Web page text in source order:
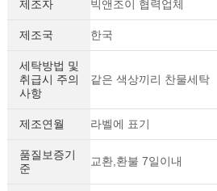
제조자 빅앤조이 협력업체
제조국 한국
세탁방법 및
취급시 주의
사항
같은 색상끼리 찬물세탁
제조연월 라벨에 표기
품질보증기
준
교환,환불 7일이내